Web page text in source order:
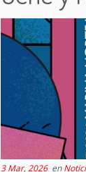
3 Mar, 2026en